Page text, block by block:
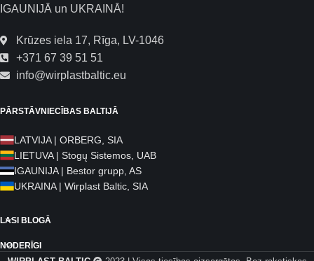
IGAUNIJĀ un UKRAINĀ!
Krūzes iela 17, Rīga, LV-1046
+371 67 39 51 51
info@wirplastbaltic.eu
PĀRSTĀVNIECĪBAS BALTIJĀ
LATVIJA | ORBERG, SIA
LIETUVA | Stogų Sistemos, UAB
IGAUNIJA | Bestor grupp, AS
UKRAINA | Wirplast Baltic, SIA
LASI BLOGĀ
NODERĪGI